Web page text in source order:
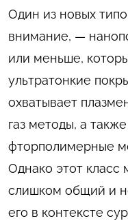
Один из новых
внимание, —
или меньше,
ультратонкие
охватывает
газ методы, а
фторполимерные
Однако этот
слишком общий и
его в контексте